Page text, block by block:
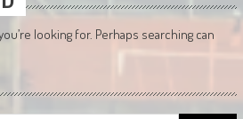
looking for. Perhaps searching can